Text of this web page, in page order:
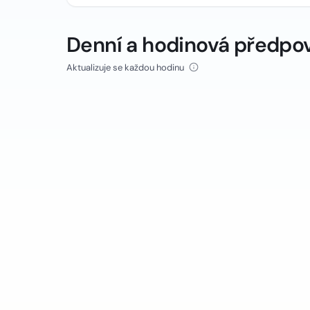
Denní a hodinová
Aktualizuje se každou hodinu